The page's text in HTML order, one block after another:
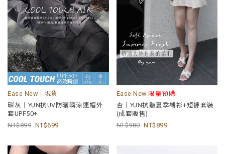
Ease New｜現貨
碳灰｜YUN抗UV防曬瞬涼連帽外
套UPF50+
899
699
Ease New 限量預購
杏｜YUN抗皺夏季襯衫+短褲套裝
(成套販售)
980
899